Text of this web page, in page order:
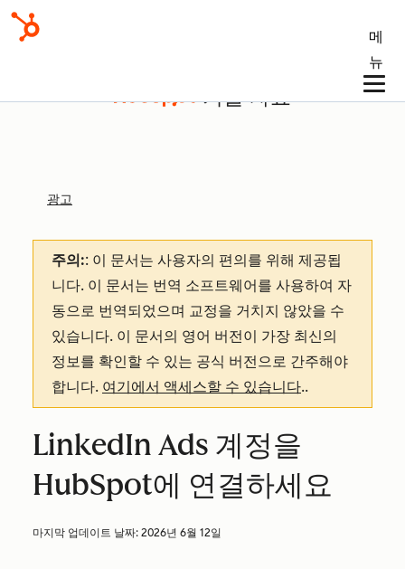
메
뉴
기술 자료
광고
주의:: 이 문서는 사용자의 편의를 위해 제공됩
니다. 이 문서는 번역 소프트웨어를 사용하여 자
동으로 번역되었으며 교정을 거치지 않았을 수
있습니다. 이 문서의 영어 버전이 가장 최신의
정보를 확인할 수 있는 공식 버전으로 간주해야
합니다. 여기에서 액세스할 수 있습니다..
LinkedIn Ads 계정을
HubSpot에 연결하세요
마지막 업데이트 날짜: 2026년 6월 12일